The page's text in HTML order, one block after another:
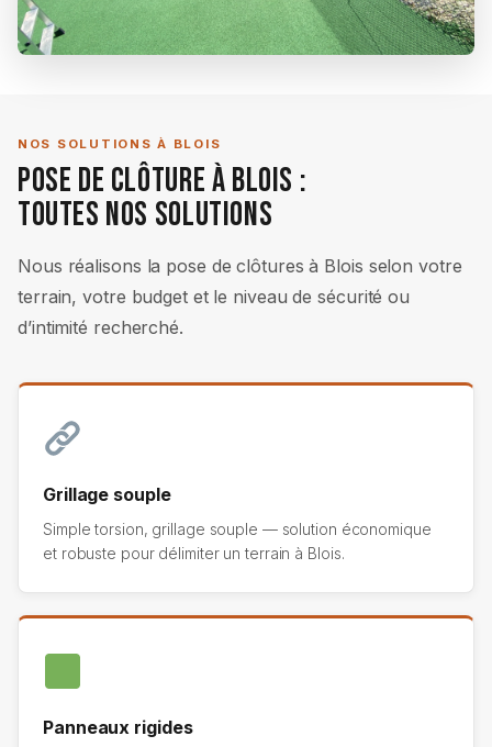
NOS SOLUTIONS À BLOIS
Pose de Clôture à Blois :
Toutes Nos Solutions
Nous réalisons la pose de clôtures à Blois selon votre
terrain, votre budget et le niveau de sécurité ou
d’intimité recherché.
Grillage souple
Simple torsion, grillage souple — solution économique
et robuste pour délimiter un terrain à Blois.
Panneaux rigides